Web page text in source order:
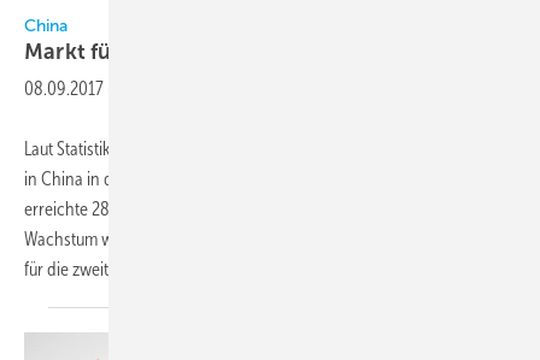
China
Markt für Klimageräte wächst
08.09.2017
Laut Statistiken (Quelle: AVC.com) nahm der Verkauf von Klimageräten
in China in der ersten Hälfte dieses Jahres um 14,7 Prozent zu und
erreichte 28,09 Mio. Einheiten. Als Grund für das unerwartet hohe
Wachstum wird die gute wirtschaftliche Konjunktur angeführt. Auch
für die zweite